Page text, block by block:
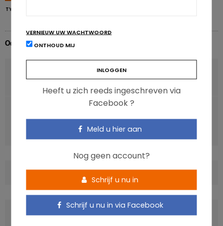
TYPE TWEE DIABETES
Odile Bernard
VORIG ARTIKEL
Senioren en vitamine D: welke dosis?
VOLGENDE ARTIKEL
Vitamine C beperkt oxidatieve stress als gevolg van
sport
COMMENTS(0)
VERNIEUW UW WACHTWOORD
ONTHOUD MIJ
Heeft u zich reeds ingeschreven via
Facebook ?
Meld u hier aan
Nog geen account?
Schrijf u nu in
Schrijf u nu in via Facebook